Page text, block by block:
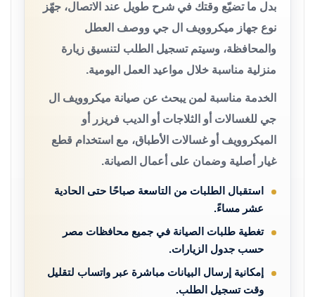
بدل ما تضيّع وقتك في شرح طويل عند الاتصال، جهّز
نوع جهاز ميكروويف ال جي ووصف العطل
والمحافظة، وسيتم تسجيل الطلب لتنسيق زيارة
منزلية مناسبة خلال مواعيد العمل اليومية.
الخدمة مناسبة لمن يبحث عن صيانة ميكروويف ال
جي للغسالات أو الثلاجات أو الديب فريزر أو
الميكروويف أو غسالات الأطباق، مع استخدام قطع
غيار أصلية وضمان على أعمال الصيانة.
استقبال الطلبات من التاسعة صباحًا حتى الحادية
عشر مساءً.
تغطية طلبات الصيانة في جميع محافظات مصر
حسب جدول الزيارات.
إمكانية إرسال البيانات مباشرة عبر واتساب لتقليل
وقت تسجيل الطلب.